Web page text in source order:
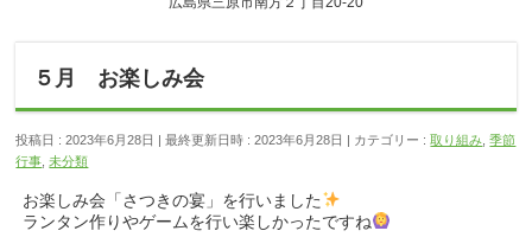
５月 お楽しみ会
投稿日 : 2023年6月28日 最終更新日時 : 2023年6月28日 カテゴリー :取り組み ,季節
行事 ,未分類
お楽しみ会「さつきの宴」を行いました
ランタン作りやゲームを行い楽しかったですね